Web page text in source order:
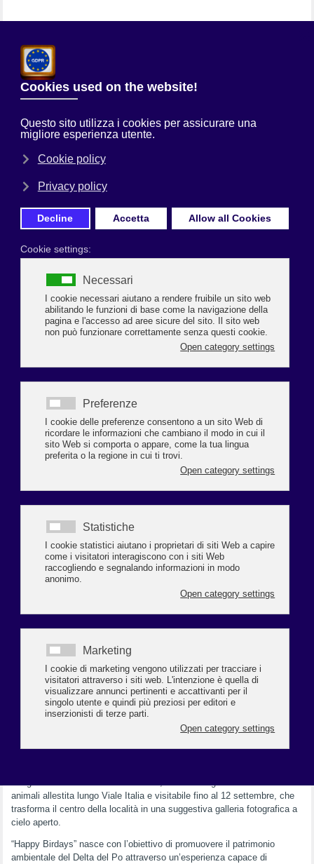
Chi Siamo
Sei qui:Home Uncategorised
SCOPERTA DEL DELTA DEL PO
Prima Pagina
BIRDAYS”
TRE GIORNI TRA NATURA, FOTOGRAFIA E
SCOPERTA DEL DELTA DEL PO
Venerdì 5 giugno al via la manifestazione dedicata al
birdwatching, alla fotografia naturalistica e alla valorizzazione del
territorio. Verrà inaugurata la mostra “Vita nel Bosco”, con 24
fotografie di animali allestita lungo Viale Italia e visitabilefino al
Birdwatching e Fotografia”, la manifestazione promossa da
Confcommercio Ravenna che trasformerà Marina Romea in un
punto di riferimento per appassionati di natura, fotografia e
osservazione della fauna selvatica, offrendo un ricco programma di
escursioni, incontri, workshop ed eventi espositivi nel cuore del Parco
del Delta del Po.
L’inaugurazione avverrà venerdì 5 giugno, alle ore 10.00, presso l’
animali allestita lungo Viale Italia e visitabile fino al 12 settembre, che
trasforma il centro della località in una suggestiva galleria fotografica a
cielo aperto.
“Happy Birdays” nasce con l’obiettivo di promuovere il patrimonio
ambientale del Delta del Po attraverso un’esperienza capace di